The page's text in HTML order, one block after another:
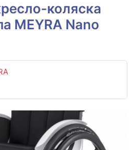
коляска
MEYRA Nano